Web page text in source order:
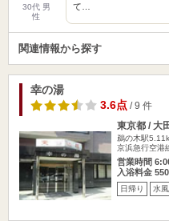
30代 男
性
て…
関連情報から探す
幸の湯
3.6点/ 9 件
東京都 / 大
鵜の木駅
京浜急行空港
営業時間
入浴料金
日帰り 水